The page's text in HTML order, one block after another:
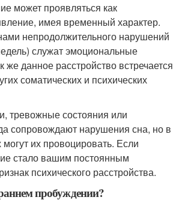
может проявляться как
имея временный характер.
непродолжительного нарушений
служат эмоциональные
же данное расстройство встречается
соматических и психических
тревожные состояния или
сопровождают нарушения сна, но в
их провоцировать. Если
стало вашим постоянным
психического расстройства.
пробуждении?